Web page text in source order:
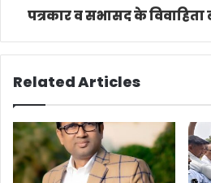
पत्रकार व सभासद के
Related Articles